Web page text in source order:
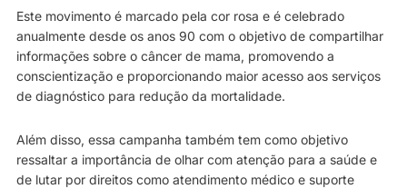
Este movimento é marcado pela cor rosa e é celebrado
anualmente desde os anos 90 com o objetivo de compartilhar
informações sobre o câncer de mama, promovendo a
conscientização e proporcionando maior acesso aos serviços
de diagnóstico para redução da mortalidade.
Além disso, essa campanha também tem como objetivo
ressaltar a importância de olhar com atenção para a saúde e
de lutar por direitos como atendimento médico e suporte